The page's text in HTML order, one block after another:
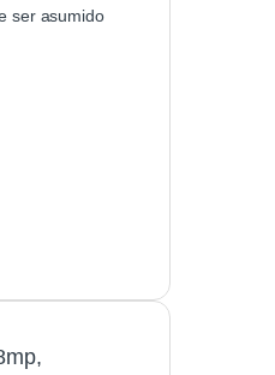
ser asumido